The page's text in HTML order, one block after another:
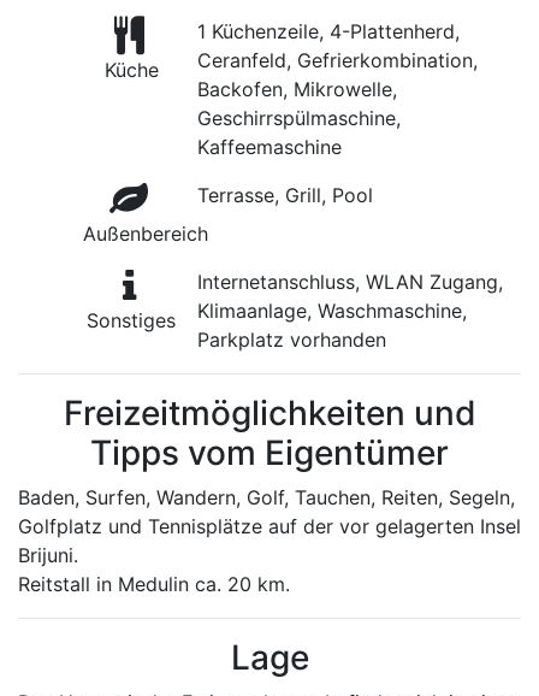
Küche
1 Küchenzeile, 4-Plattenherd,
Ceranfeld, Gefrierkombination,
Backofen, Mikrowelle,
Geschirrspülmaschine,
Kaffeemaschine
Außenbereich
Terrasse, Grill, Pool
Sonstiges
Internetanschluss, WLAN Zugang,
Klimaanlage, Waschmaschine,
Parkplatz vorhanden
Freizeitmöglichkeiten und
Tipps vom Eigentümer
Baden, Surfen, Wandern, Golf, Tauchen, Reiten, Segeln,
Golfplatz und Tennisplätze auf der vor gelagerten Insel
Brijuni.
Reitstall in Medulin ca. 20 km.
Lage